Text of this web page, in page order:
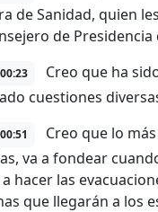
de Sanidad, quien
de
Creo que ha
cuestiones
Creo que lo
va a fondear
hacer las
que llegarán a los